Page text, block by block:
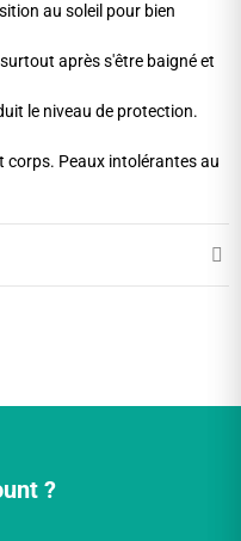
au soleil pour bien
après s'être baigné et
le niveau de protection.
corps. Peaux intolérantes au
?